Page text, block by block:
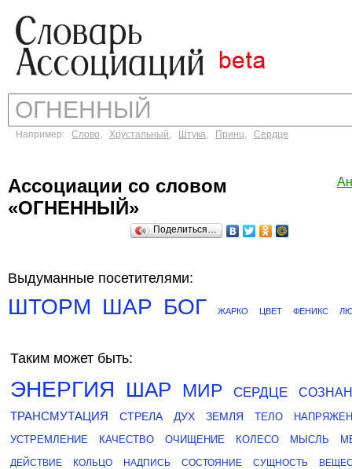
Например: Слово, Хрустальный, Штука, Принц, Сердце
Ассоциации со словом
«ОГНЕННЫЙ»
Поделиться…
Выдуманные посетителями:
ШТОРМ ШАР БОГ ЖАРКО ЦВЕТ ФЕНИКС
Таким может быть:
ЭНЕРГИЯ ШАР МИР СЕРДЦЕ
ТРАНСМУТАЦИЯ
СТРЕЛА ДУХ ЗЕМЛЯ ТЕЛО
УСТРЕМЛЕНИЕ
КАЧЕСТВО ОЧИЩЕНИЕ КОЛЕСО МЫСЛЬ
ДЕЙСТВИЕ КОЛЬЦО НАДПИСЬ СОСТОЯНИЕ СУЩНОСТЬ